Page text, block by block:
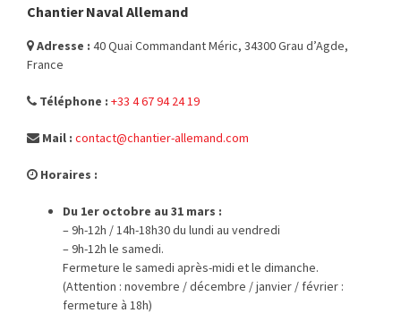
Chantier Naval Allemand
Adresse : 40 Quai Commandant Méric, 34300 Grau d’Agde,
France
Téléphone : +33 4 67 94 24 19
Mail : contact@chantier-allemand.com
Horaires :
Du 1er octobre au 31 mars :
– 9h-12h / 14h-18h30 du lundi au vendredi
– 9h-12h le samedi.
Fermeture le samedi après-midi et le dimanche.
(Attention : novembre / décembre / janvier / février :
fermeture à 18h)